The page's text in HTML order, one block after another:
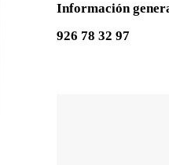
Información
926 78 32 97